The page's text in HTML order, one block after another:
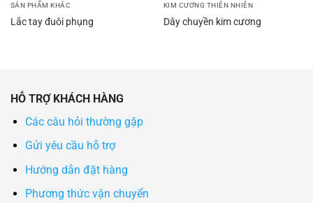
SẢN PHẨM KHÁC
Lắc tay đuôi phụng
KIM CƯƠNG THIÊN NHIÊN
Dây chuyền kim cương
HỖ TRỢ KHÁCH HÀNG
Các câu hỏi thường gặp
Gửi yêu cầu hỗ trợ
Hướng dẫn đặt hàng
Phương thức vận chuyển